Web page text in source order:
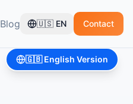
Blog 🇺🇸 EN Contact
🇬🇧English Version